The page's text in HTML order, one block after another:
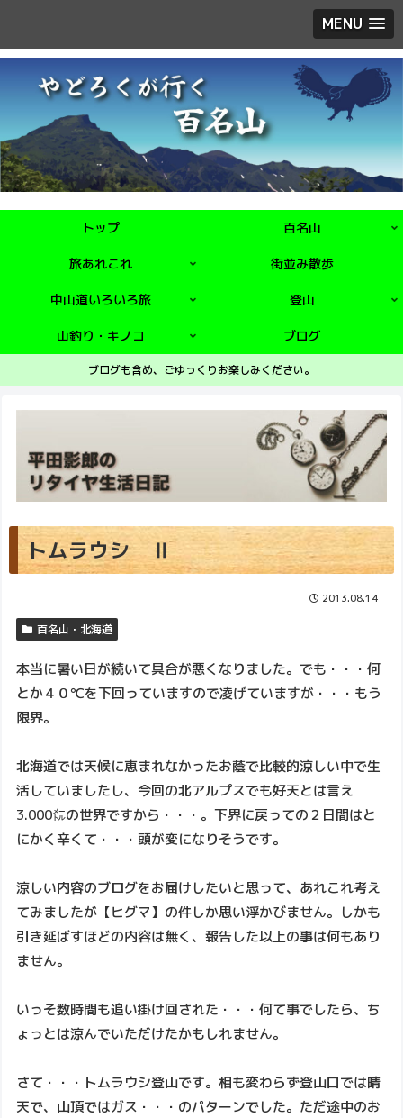
MENU
トップ 百名山
旅あれこれ 街並み散歩
中山道いろいろ旅 登山
山釣り・キノコ ブログ
ブログも含め、ごゆっくりお楽しみください。
トムラウシ Ⅱ
2013.08.14
百名山・北海道
本当に暑い日が続いて具合が悪くなりました。でも・・・何
とか４０℃を下回っていますので凌げていますが・・・もう
限界。
北海道では天候に恵まれなかったお蔭で比較的涼しい中で生
活していましたし、今回の北アルプスでも好天とは言え
3.000㍍の世界ですから・・・。下界に戻っての２日間はと
にかく辛くて・・・頭が変になりそうです。
涼しい内容のブログをお届けしたいと思って、あれこれ考え
てみましたが【ヒグマ】の件しか思い浮かびません。しかも
引き延ばすほどの内容は無く、報告した以上の事は何もあり
ません。
いっそ数時間も追い掛け回された・・・何て事でしたら、ち
ょっとは涼んでいただけたかもしれません。
さて・・・トムラウシ登山です。相も変わらず登山口では晴
天で、山頂ではガス・・・のパターンでした。ただ途中のお